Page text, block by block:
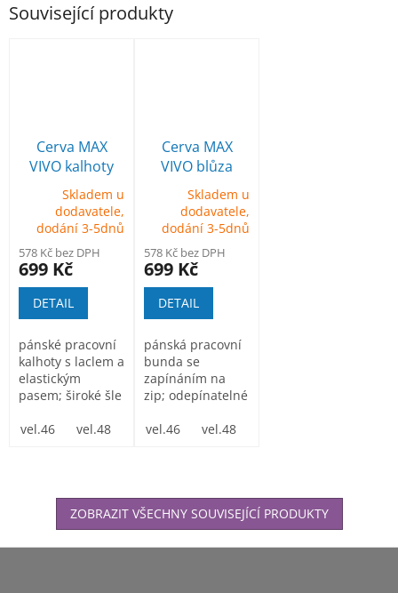
Související produkty
Cerva MAX
VIVO kalhoty
laclové černo-
žluté
Skladem u
dodavatele,
dodání 3-5dnů
578 Kč bez DPH
699 Kč
DETAIL
pánské pracovní
kalhoty s laclem a
elastickým
pasem; široké šle
sponami
vel.46 vel.48 vel.50 vel.52
Cerva MAX
VIVO blůza
černo-
oranžová
Skladem u
dodavatele,
dodání 3-5dnů
578 Kč bez DPH
699 Kč
DETAIL
pánská pracovní
bunda se
zapínáním na
zip; odepínatelné
vel.46
vel.48
ZOBRAZIT VŠECHNY SOUVISEJÍCÍ PRODUKTY
Z